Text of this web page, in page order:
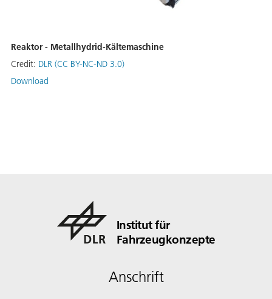
Reaktor - Metallhydrid-Kältemaschine
Credit: DLR (CC BY-NC-ND 3.0)
Download
Institut für
Fahrzeugkonzepte
Anschrift